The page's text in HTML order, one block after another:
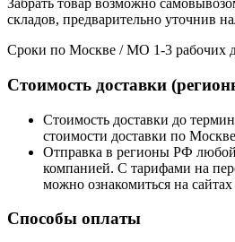
Забрать товар возможно
складов, предварительно уточнив
Сроки по Москве / МО 1-3 рабочих
Стоимость доставки
Стоимость доставки до
стоимости доставки по
Отправка в регионы РФ
компанией. С тарифами на
можно ознакомиться на
Способы оплаты